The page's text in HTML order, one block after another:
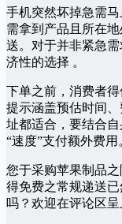
手机突然坏掉急需
需拿到产品且所在
送。对于并非紧急
济性的选择 。
下单之前，消费者
提示涵盖预估时间
址都适合，要结合
“速度”支付额外费用
您于采购苹果制品
得免费之常规递送
吗？欢迎在评论区呈